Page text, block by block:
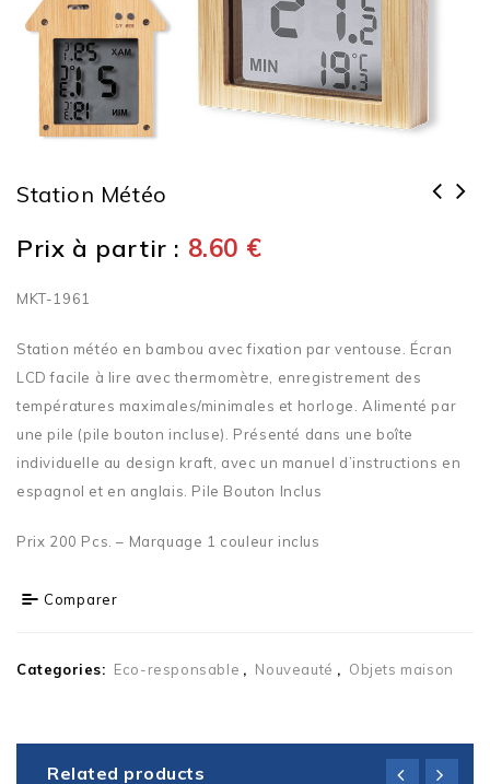
Station Météo
Prix à partir : 8.60 €
MKT-1961
Station météo en bambou avec fixation par ventouse. Écran
LCD facile à lire avec thermomètre, enregistrement des
températures maximales/minimales et horloge. Alimenté par
une pile (pile bouton incluse). Présenté dans une boîte
individuelle au design kraft, avec un manuel d’instructions en
espagnol et en anglais. Pile Bouton Inclus
Prix 200 Pcs. – Marquage 1 couleur inclus
Comparer
Categories: Eco-responsable , Nouveauté , Objets maison
Related products